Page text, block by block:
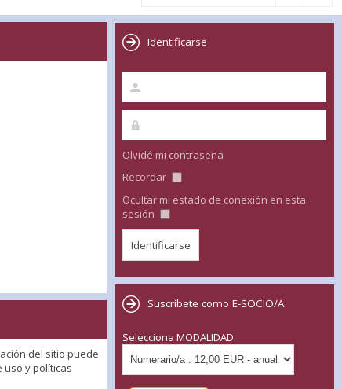
del sitio puede
y políticas
Identificarse
Olvidé mi contraseña
Recordar
Ocultar mi estado de conexión en esta
sesión
Suscríbete como E-SOCIO/A
Selecciona MODALIDAD